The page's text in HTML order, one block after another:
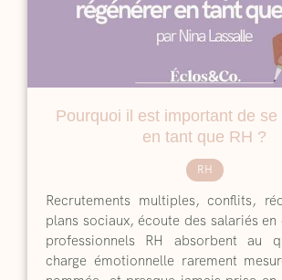
Pourquoi il est important de
en tant que RH ?
RH
Recrutements multiples, conflits,
plans sociaux, écoute des salariés
professionnels RH absorbent au
charge émotionnelle rarement